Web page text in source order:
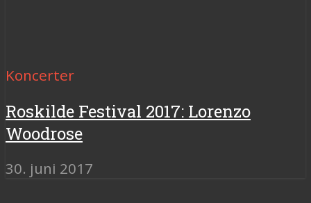
Koncerter
Roskilde Festival 2017: Lorenzo
Woodrose
30. juni 2017